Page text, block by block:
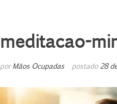
meditacao-
porMãos Ocupadas postado 28